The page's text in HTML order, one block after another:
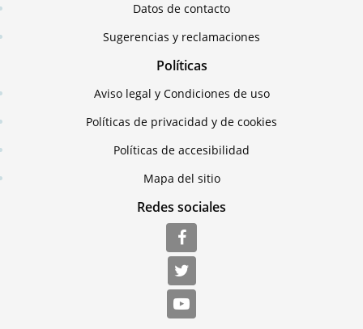
Datos de contacto
Sugerencias y reclamaciones
Políticas
Aviso legal y Condiciones de uso
Políticas de privacidad y de cookies
Políticas de accesibilidad
Mapa del sitio
Redes sociales